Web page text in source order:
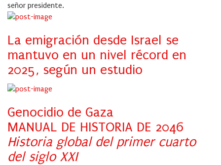
señor presidente.
La emigración desde Israel se
mantuvo en un nivel récord en
2025, según un estudio
Genocidio de Gaza
MANUAL DE HISTORIA DE 2046
Historia global del primer cuarto
del siglo XXI